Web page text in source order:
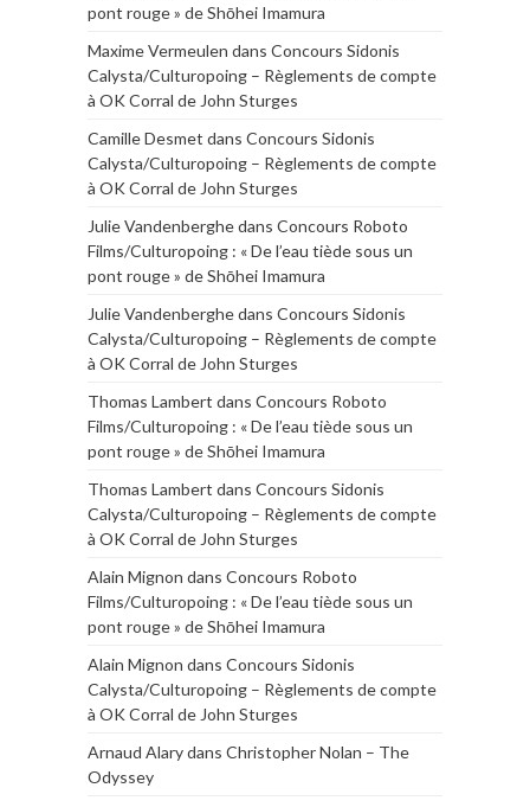
pont rouge » de Shōhei Imamura
Maxime Vermeulen dans Concours Sidonis
Calysta/Culturopoing – Règlements de compte
à OK Corral de John Sturges
Camille Desmet dans Concours Sidonis
Calysta/Culturopoing – Règlements de compte
à OK Corral de John Sturges
Julie Vandenberghedans Concours Roboto
Films/Culturopoing : « De l’eau tiède sous un
pont rouge » de Shōhei Imamura
Julie Vandenberghedans Concours Sidonis
Calysta/Culturopoing – Règlements de compte
à OK Corral de John Sturges
Thomas Lambert dans Concours Roboto
Films/Culturopoing : « De l’eau tiède sous un
pont rouge » de Shōhei Imamura
Thomas Lambert dans Concours Sidonis
Calysta/Culturopoing – Règlements de compte
à OK Corral de John Sturges
Alain Mignon dans Concours Roboto
Films/Culturopoing : « De l’eau tiède sous un
pont rouge » de Shōhei Imamura
Alain Mignon dans Concours Sidonis
Calysta/Culturopoing – Règlements de compte
à OK Corral de John Sturges
Arnaud Alarydans Christopher Nolan – The
Odyssey